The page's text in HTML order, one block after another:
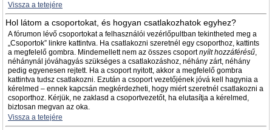
Vissza a tetejére
Hol látom a csoportokat, és hogyan csatlakozhatok egyhez?
A fórumon lévő csoportokat a felhasználói vezérlőpultban tekintheted meg a
„Csoportok” linkre kattintva. Ha csatlakozni szeretnél egy csoporthoz, kattints
a megfelelő gombra. Mindemellett nem az összes csoportnyílt hozzáférésű,
néhánynál jóváhagyás szükséges a csatlakozáshoz, néhány zárt, néhány
pedig egyenesen rejtett. Ha a csoport nyitott, akkor a megfelelő gombra
kattintva tudsz csatlakozni. Ezután a csoport vezetőjének jóvá kell hagynia a
kérelmed – ennek kapcsán megkérdezheti, hogy miért szeretnél csatlakozni a
csoporthoz. Kérjük, ne zaklasd a csoportvezetőt, ha elutasítja a kérelmed,
biztosan megvan az oka.
Vissza a tetejére